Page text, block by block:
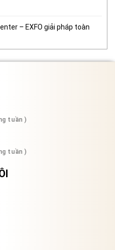
– EXFO giải pháp toàn
tuần )
tuần )